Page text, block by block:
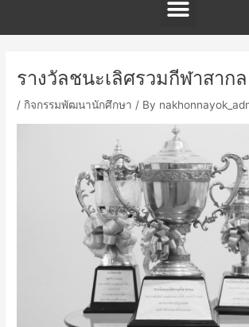
รางวัลชนะเลิศรวมกีฬาสากล
/กิจกรรมพัฒนานักศึกษา / By